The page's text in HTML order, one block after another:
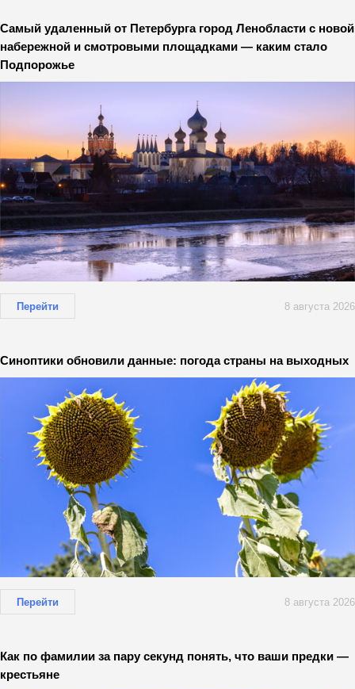
Самый удаленный от Петербурга город Ленобласти с новой
набережной и смотровыми площадками — каким стало
Подпорожье
Перейти 8 августа 2026
Синоптики обновили данные: погода страны на выходных
Перейти 8 августа 2026
Как по фамилии за пару секунд понять, что ваши предки —
крестьяне